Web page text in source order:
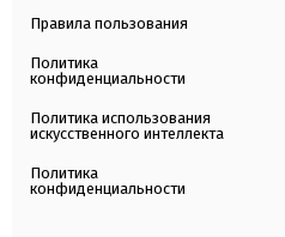
Правила пользования
Политика
конфиденциальности
Политика использования
искусственного интеллекта
Политика
конфиденциальности